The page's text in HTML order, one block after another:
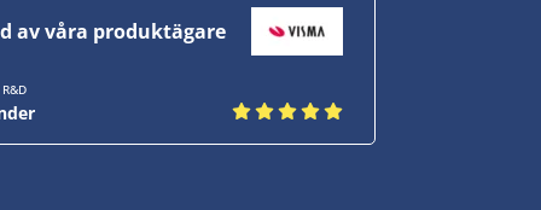
av våra produktägare